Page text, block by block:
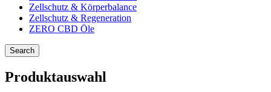
Zellschutz & Körperbalance
Zellschutz & Regeneration
ZERO CBD Öle
Search
Produktauswahl